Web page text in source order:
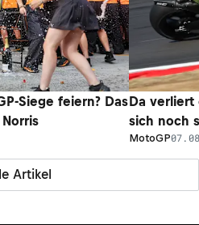
Artikel
Siege feiern? DasDa verliert
sich noch
MotoGP